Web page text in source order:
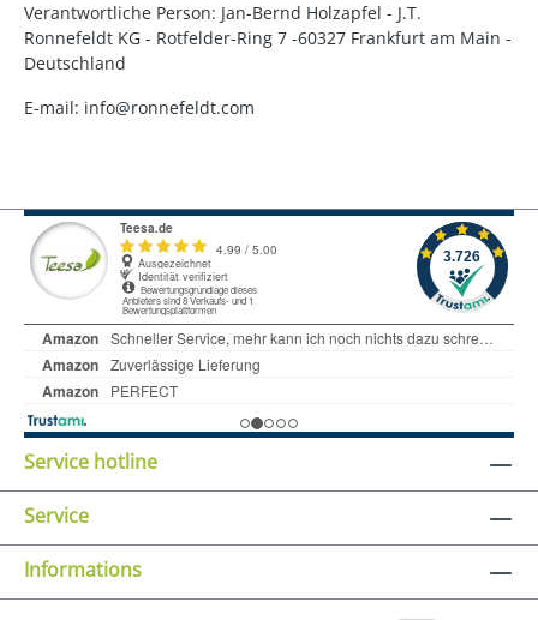
Verantwortliche Person: Jan-Bernd Holzapfel - J.T.
Ronnefeldt KG - Rotfelder-Ring 7 -60327 Frankfurt am Main -
Deutschland
E-mail: info@ronnefeldt.com
Service hotline
Service
Informations